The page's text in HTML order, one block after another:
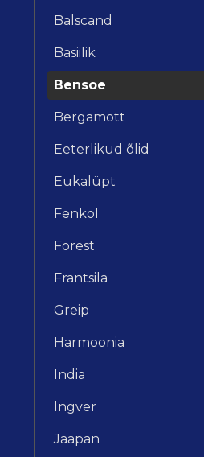
Balscand
Basiilik
Bensoe
Bergamott
Eeterlikud õlid
Eukalüpt
Fenkol
Forest
Frantsila
Greip
Harmoonia
India
Ingver
Jaapan